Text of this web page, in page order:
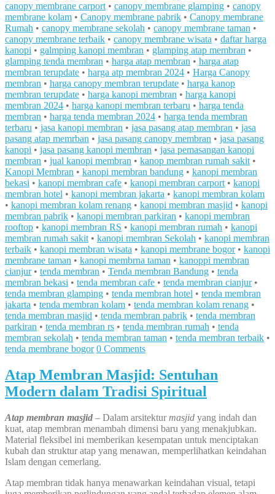
canopy membrane carport • canopy membrane glamping • canopy
membrane kolam • Canopy membrane pabrik • Canopy membrane
Rumah • canopy membrane sekolah • canopy membrane taman •
canopy membrane terbaik • canopy membrane wisata • daftar harga
kanopi • galmping kanopi membran • glamping atap membran •
glamping tenda membran • harga atap membran • harga atap
membran terupdate • harga atp membran 2024 • Harga Canopy
membran • harga canopy membran terupdate • harga kanop
membran terupdate • harga kanopi membran • harga kanopi
membran 2024 • harga kanopi membran terbaru • harga tenda
membran • harga tenda membran 2024 • harga tenda membran
terbaru • jasa kanopi membran • jasa pasang atap membran • jasa
pasang atap memrban • jasa pasang canopy membran • jasa pasang
kanopi • jasa pasang kanopi membran • jasa pemasangan kanopi
membran • jual kanopi membran • kanop membran rumah sakit •
Kanopi Membran • kanopi membran bandung • kanopi membran
bekasi • kanopi membran cafe • kanopi membran carport • kanopi
membran hotel • kanopi membran jakarta • kanopi membran kolam
• kanopi membran kolam renang • kanopi membran masjid • kanopi
membran pabrik • kanopi membran parkiran • kanopi membran
rooftop • kanopi membran RS • kanopi membran rumah • kanopi
membran rumah sakit • kanopi membran Sekolah • kanopi membran
terbaik • kanopi membran wisata • kanopi membrane bogor• kanopi
membrane taman • kanopi membrna taman • kanoppi membran
cianjur• tenda membran • Tenda membran Bandung • tenda
membran bekasi • tenda membran cafe • tenda membran cianjur•
tenda membran glamping • tenda membran hotel • tenda membran
jakarta • tenda membran kolam • tenda membran kolam renang •
tenda membran masjid • tenda membran pabrik • tenda membran
parkiran • tenda membran rs • tenda membran rumah • tenda
membran sekolah • tenda membran taman • tenda membran terbaik •
tenda membrane bogor 0 Comments
Atap Membran Masjid: Sentuhan
Modern dalam Tradisi Spiritual
Atap membran masjid – Dalam arsitekturmasjid yang indah dan
kuat, atap membran menambah dimensi baru yang menakjubkan.
Material fleksibel ini memberikan kesempatan untuk menciptakan
kubah dan struktur atap yang menawan, memperlihatkan keindahan
Islam dengan cemerlang.
Atap membran tidak hanya menawarkan keindahan visual, tetapi